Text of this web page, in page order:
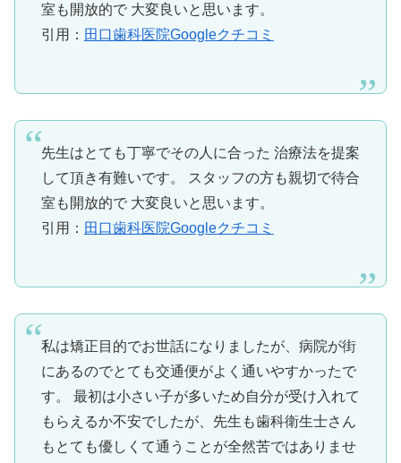
室も開放的で 大変良いと思います。
引用： 田口歯科医院Googleクチコミ
先生はとても丁寧でその人に合った 治療法を提案
して頂き有難いです。 スタッフの方も親切で待合
室も開放的で 大変良いと思います。
引用： 田口歯科医院Googleクチコミ
私は矯正目的でお世話になりましたが、病院が街
にあるのでとても交通便がよく通いやすかったで
す。 最初は小さい子が多いため自分が受け入れて
もらえるか不安でしたが、先生も歯科衛生士さん
もとても優しくて通うことが全然苦ではありませ